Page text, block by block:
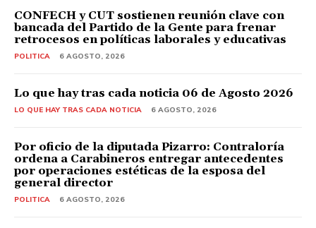
CONFECH y CUT sostienen reunión clave con
bancada del Partido de la Gente para frenar
retrocesos en políticas laborales y educativas
POLITICA 6 AGOSTO, 2026
Lo que hay tras cada noticia 06 de Agosto 2026
LO QUE HAY TRAS CADA NOTICIA 6 AGOSTO, 2026
Por oficio de la diputada Pizarro: Contraloría
ordena a Carabineros entregar antecedentes
por operaciones estéticas de la esposa del
general director
POLITICA 6 AGOSTO, 2026